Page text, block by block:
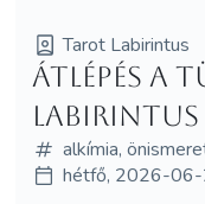
Tarot Labirintus
Átlépés a
Labirintus
alkímia,
hétfő, 2026-